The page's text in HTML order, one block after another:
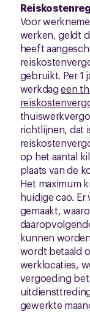
Voor
werken, geldt
heeft
gebruikt. Per 1
werkdageen
richtlijnen, dat
op het aantal
plaats van de
Het maximum
huidige cao.
gemaakt,
kunnen
wordt betaald
werklocaties,
vergoeding
gewerkte